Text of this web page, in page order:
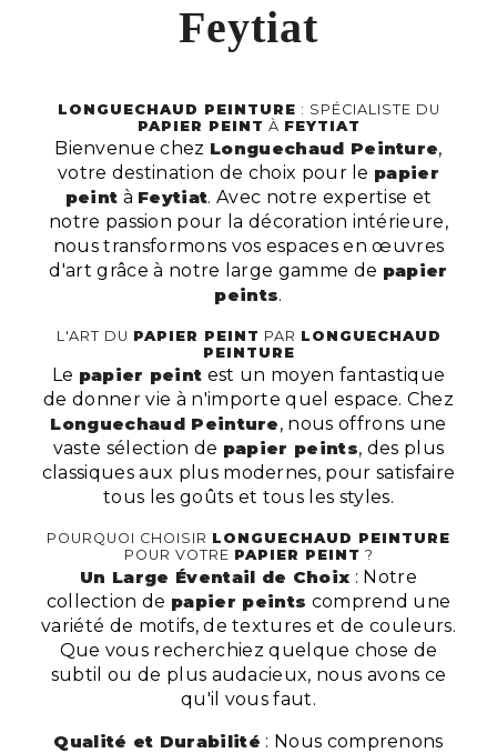
Feytiat
LONGUECHAUD PEINTURE : SPÉCIALISTE DU
PAPIER PEINT À FEYTIAT
Bienvenue chez Longuechaud Peinture,
votre destination de choix pour le papier
peint à Feytiat. Avec notre expertise et
notre passion pour la décoration intérieure,
nous transformons vos espaces en œuvres
d'art grâce à notre large gamme de papier
peints.
L'ART DU PAPIER PEINT PAR LONGUECHAUD
PEINTURE
Le papier peint est un moyen fantastique
de donner vie à n'importe quel espace. Chez
Longuechaud Peinture, nous offrons une
vaste sélection de papier peints, des plus
classiques aux plus modernes, pour satisfaire
tous les goûts et tous les styles.
POURQUOI CHOISIR LONGUECHAUD PEINTURE
POUR VOTRE PAPIER PEINT ?
Un Large Éventail de Choix : Notre
collection de papier peints comprend une
variété de motifs, de textures et de couleurs.
Que vous recherchiez quelque chose de
subtil ou de plus audacieux, nous avons ce
qu'il vous faut.
Qualité et Durabilité : Nous comprenons